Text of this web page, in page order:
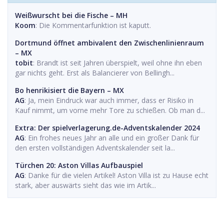
Weißwurscht bei die Fische – MH
Koom: Die Kommentarfunktion ist kaputt.
Dortmund öffnet ambivalent den Zwischenlinienraum
– MX
tobit: Brandt ist seit Jahren überspielt, weil ohne ihn eben
gar nichts geht. Erst als Balancierer von Bellingh...
Bo henrikisiert die Bayern – MX
AG: Ja, mein Eindruck war auch immer, dass er Risiko in
Kauf nimmt, um vorne mehr Tore zu schießen. Ob man d...
Extra: Der spielverlagerung.de-Adventskalender 2024
AG: Ein frohes neues Jahr an alle und ein großer Dank für
den ersten vollständigen Adventskalender seit la...
Türchen 20: Aston Villas Aufbauspiel
AG: Danke für die vielen Artikel! Aston Villa ist zu Hause echt
stark, aber auswärts sieht das wie im Artik...